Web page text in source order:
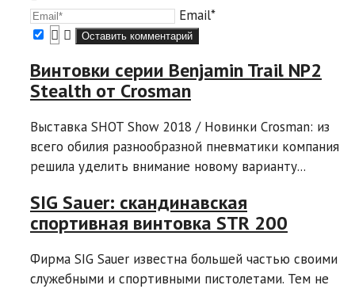
Email*
Винтовки серии Benjamin Trail NP2
Stealth от Crosman
Выставка SHOT Show 2018 / Новинки Crosman: из
всего обилия разнообразной пневматики компания
решила уделить внимание новому варианту...
SIG Sauer: скандинавская
спортивная винтовка STR 200
Фирма SIG Sauer известна большей частью своими
служебными и спортивными пистолетами. Тем не